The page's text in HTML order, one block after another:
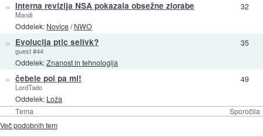
Tema Sporočila
» Interna revizija NSA pokazala obsežne zlorabe
Mandi
Oddelek: Novice/NWO
32
» Evolucija ptic selivk?
guest #44
Oddelek:Znanost in tehnologija
35
» čebele pol pa mi!
LordTado
Oddelek: Loža
49
Več podobnih tem